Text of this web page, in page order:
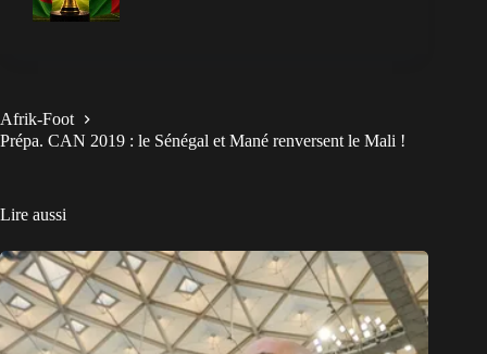
Afrik-Foot
Prépa. CAN 2019 : le Sénégal et Mané renversent le Mali !
Lire aussi